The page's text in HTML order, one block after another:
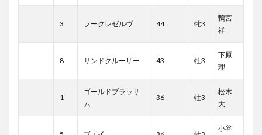
3 フークレゼルヴ 44 牝3
鴨宮
祥
8 サンドクルーザー 43 牡3
下原
理
1
ゴールドブラッサ
ム
36 牡3
松木
大
小谷